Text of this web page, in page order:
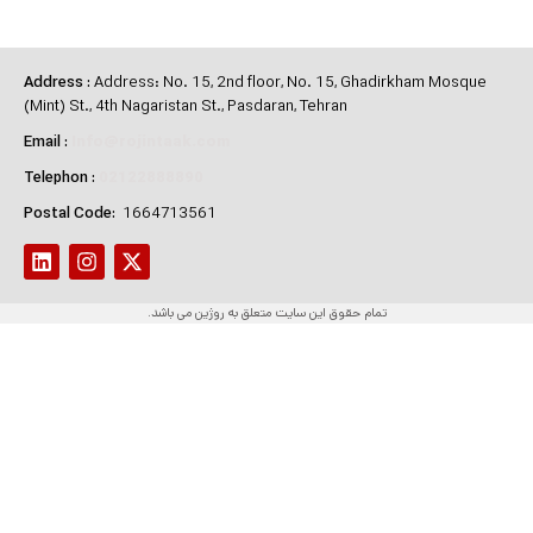
Address : Address: No. 15, 2nd floor, No. 15, Ghadirkham Mosque
(Mint) St., 4th Nagaristan St., Pasdaran, Tehran
Email:
Telephon:
Postal Code: 1664713561
تمام حقوق این سایت متعلق به روژین می باشد.